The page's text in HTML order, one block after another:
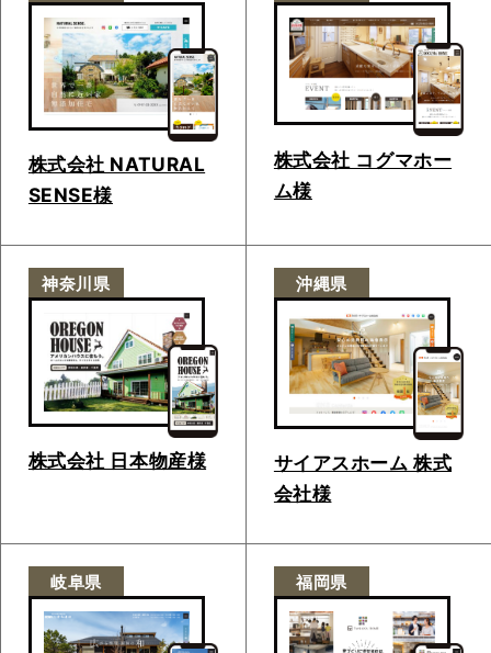
株式会社 NATURAL
SENSE様
株式会社 コグマホー
ム様
神奈川県
株式会社 日本物産様
沖縄県
サイアスホーム 株式
会社様
岐阜県 福岡県